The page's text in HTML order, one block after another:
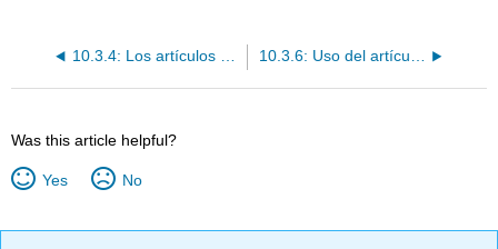
10.3.4: Los artículos / Articles 10.3.6: Uso del artículo indefinido / Usage of the Indefinite Article
Was this article helpful?
Yes No